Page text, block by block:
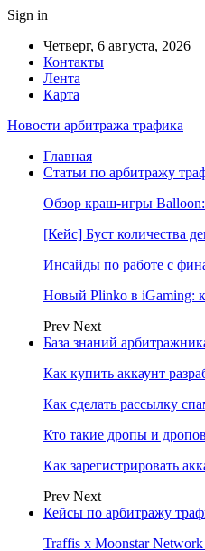
Sign in
Четверг, 6 августа, 2026
Контакты
Лента
Карта
Новости арбитража трафика
Главная
Статьи по арбитражу
Обзор краш-игры
[Кейс] Буст количества
Инсайды по работе с
Новый Plinko в iGaming:
Prev Next
База знаний
Как купить аккаунт
Как сделать рассылку
Кто такие дропы и
Как зарегистрировать
Prev Next
Кейсы по арбитражу
Traffis x Moonstar